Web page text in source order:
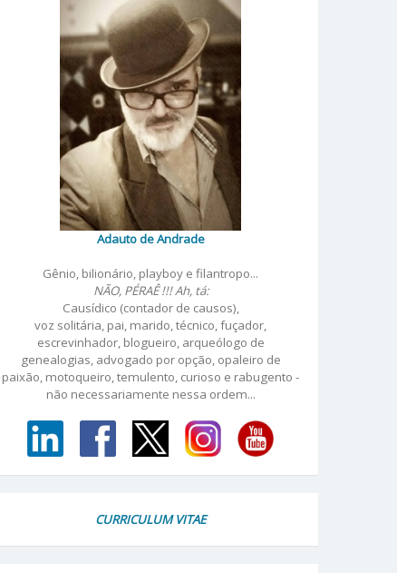
Adauto de Andrade
Gênio, bilionário, playboy e filantropo...
NÃO, PÉRAÊ !!! Ah, tá:
Causídico (contador de causos),
voz solitária, pai, marido, técnico, fuçador,
escrevinhador, blogueiro, arqueólogo de
genealogias, advogado por opção, opaleiro de
paixão, motoqueiro, temulento, curioso e rabugento -
não necessariamente nessa ordem...
CURRICULUM VITAE